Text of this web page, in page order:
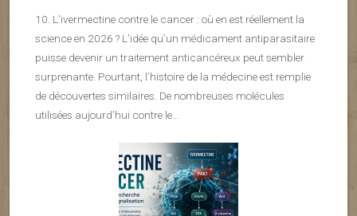
10. L’ivermectine contre le cancer : où en est réellement la
science en 2026 ? L’idée qu’un médicament antiparasitaire
puisse devenir un traitement anticancéreux peut sembler
surprenante. Pourtant, l’histoire de la médecine est remplie
de découvertes similaires. De nombreuses molécules
utilisées aujourd’hui contre le...